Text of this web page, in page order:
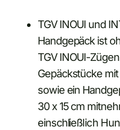
TGV INOUI und
Handgepäck ist
TGV INOUI-
Gepäckstücke
sowie ein
30 x 15 cm
einschließlich